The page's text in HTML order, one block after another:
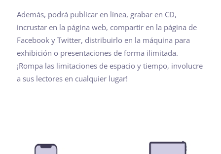
Además, podrá publicar en línea, grabar en CD,
incrustar en la página web, compartir en la página de
Facebook y Twitter, distribuirlo en la máquina para
exhibición o presentaciones de forma ilimitada.
¡Rompa las limitaciones de espacio y tiempo, involucre
a sus lectores en cualquier lugar!